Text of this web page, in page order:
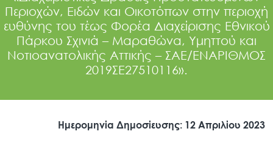
Περιοχών, Ειδών και Οικοτόπων στην περιοχή
ευθύνης του τέως Φορέα Διαχείρισης Εθνικού
Πάρκου Σχινιά – Μαραθώνα, Υμηττού και
Νοτιοανατολικής Αττικής – ΣΑΕ/ΕΝΑΡΙΘΜΟΣ
2019ΣΕ27510116».
Ημερομηνία Δημοσίευσης: 12 Απριλίου 2023